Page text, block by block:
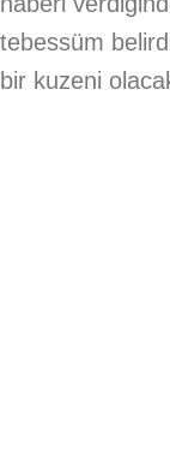
tebessüm
bir kuzeni